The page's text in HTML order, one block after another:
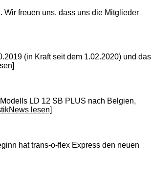
Wir freuen uns, dass uns die Mitglieder
(in Kraft seit dem 1.02.2020) und das
LD 12 SB PLUS nach Belgien,
lesen]
hat trans-o-flex Express den neuen